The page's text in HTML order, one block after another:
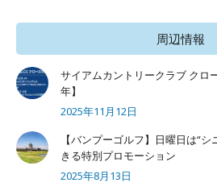
周辺情報
サイアムカントリークラブ クロ
年】
2025年11月12日
【バンプーゴルフ】日曜日は“
きる特別プロモーション
2025年8月13日